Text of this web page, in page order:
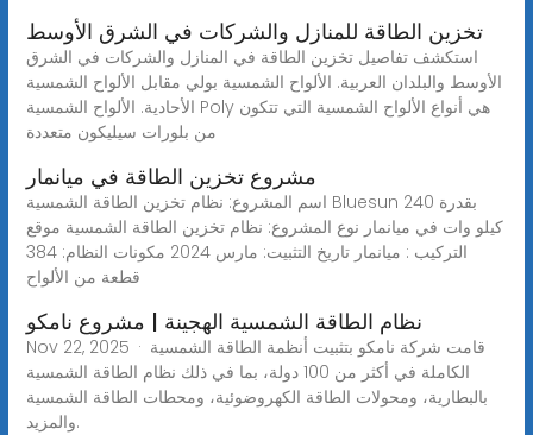
تخزين الطاقة للمنازل والشركات في الشرق الأوسط
استكشف تفاصيل تخزين الطاقة في المنازل والشركات في الشرق
الأوسط والبلدان العربية. الألواح الشمسية بولي مقابل الألواح الشمسية
الأحادية. الألواح الشمسية Poly هي أنواع الألواح الشمسية التي تتكون
من بلورات سيليكون متعددة
مشروع تخزين الطاقة في ميانمار
اسم المشروع: نظام تخزين الطاقة الشمسية Bluesun بقدرة 240
كيلو وات في ميانمار نوع المشروع: نظام تخزين الطاقة الشمسية موقع
التركيب : ميانمار تاريخ التثبيت: مارس 2024 مكونات النظام: 384
قطعة من الألواح
نظام الطاقة الشمسية الهجينة | مشروع نامكو
Nov 22, 2025 · قامت شركة نامكو بتثبيت أنظمة الطاقة الشمسية
الكاملة في أكثر من 100 دولة، بما في ذلك نظام الطاقة الشمسية
بالبطارية، ومحولات الطاقة الكهروضوئية، ومحطات الطاقة الشمسية
والمزيد.